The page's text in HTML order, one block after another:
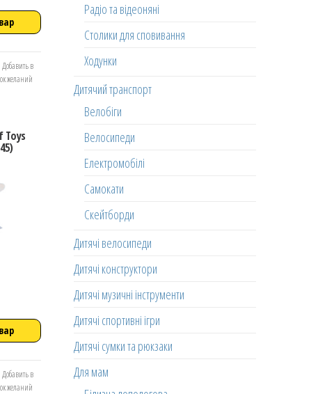
Добавить в
желаний
Toys
Добавить в
желаний
Радіо та відеоняні
Столики для сповивання
Ходунки
Дитячий транспорт
Велобіги
Велосипеди
Електромобілі
Самокати
Скейтборди
Дитячі велосипеди
Дитячі конструктори
Дитячі музичні інструменти
Дитячі спортивні ігри
Дитячі сумки та рюкзаки
Для мам